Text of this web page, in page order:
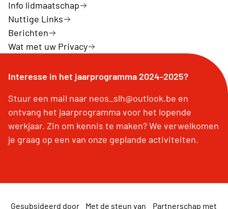
Info lidmaatschap
Nuttige Links
Berichten
Wat met uw Privacy
Interesse in het jaarprogramma 2024-2025?
Stuur een mail naar neos_slh@outlook.be en
ontvang het jaarprogramma voor het lopende
werkjaar. Zin om kennis te maken? We verwelkomen
je graag op een van onze geplande activiteiten.
Gesubsideerd door Met de steun van Partnerschap met